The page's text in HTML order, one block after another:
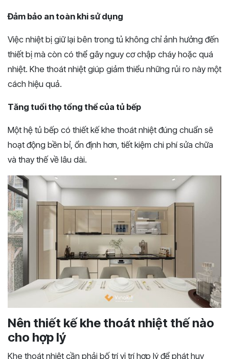
Đảm bảo an toàn khi sử dụng
Việc nhiệt bị giữ lại bên trong tủ không chỉ ảnh hưởng đến
thiết bị mà còn có thể gây nguy cơ chập cháy hoặc quá
nhiệt. Khe thoát nhiệt giúp giảm thiểu những rủi ro này một
cách hiệu quả.
Tăng tuổi thọ tổng thể của tủ bếp
Một hệ tủ bếp có thiết kế khe thoát nhiệt đúng chuẩn sẽ
hoạt động bền bỉ, ổn định hơn, tiết kiệm chi phí sửa chữa
và thay thế về lâu dài.
Nên thiết kế khe thoát nhiệt thế nào
cho hợp lý
Khe thoát nhiệt cần phải bố trí vị trí hợp lý để phát huy